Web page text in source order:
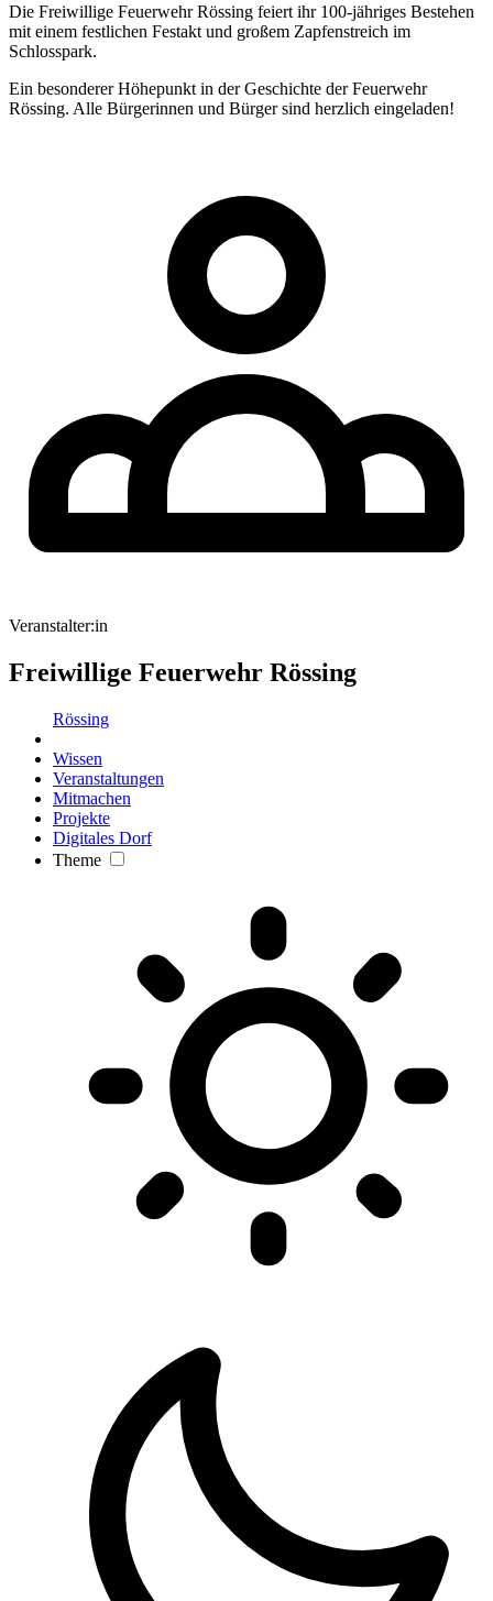
Die Freiwillige Feuerwehr Rössing feiert ihr 100-jähriges Bestehen
mit einem festlichen Festakt und großem Zapfenstreich im
Schlosspark.
Ein besonderer Höhepunkt in der Geschichte der Feuerwehr
Rössing. Alle Bürgerinnen und Bürger sind herzlich eingeladen!
Veranstalter:in
Freiwillige Feuerwehr Rössing
Rössing
Wissen
Veranstaltungen
Mitmachen
Projekte
Digitales Dorf
Theme